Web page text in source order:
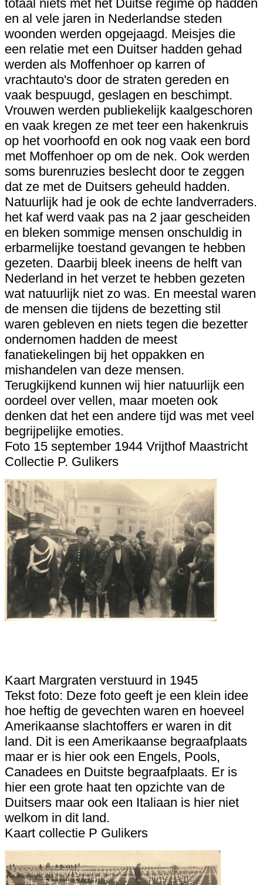
totaal niets met het Duitse regime op hadden
en al vele jaren in Nederlandse steden
woonden werden opgejaagd. Meisjes die
een relatie met een Duitser hadden gehad
werden als Moffenhoer op karren of
vrachtauto's door de straten gereden en
vaak bespuugd, geslagen en beschimpt.
Vrouwen werden publiekelijk kaalgeschoren
en vaak kregen ze met teer een hakenkruis
op het voorhoofd en ook nog vaak een bord
met Moffenhoer op om de nek. Ook werden
soms burenruzies beslecht door te zeggen
dat ze met de Duitsers geheuld hadden.
Natuurlijk had je ook de echte landverraders.
het kaf werd vaak pas na 2 jaar gescheiden
en bleken sommige mensen onschuldig in
erbarmelijke toestand gevangen te hebben
gezeten. Daarbij bleek ineens de helft van
Nederland in het verzet te hebben gezeten
wat natuurlijk niet zo was. En meestal waren
de mensen die tijdens de bezetting stil
waren gebleven en niets tegen die bezetter
ondernomen hadden de meest
fanatiekelingen bij het oppakken en
mishandelen van deze mensen.
Terugkijkend kunnen wij hier natuurlijk een
oordeel over vellen, maar moeten ook
denken dat het een andere tijd was met veel
begrijpelijke emoties.
Foto 15 september 1944 Vrijthof Maastricht
Collectie P. Gulikers
Kaart Margraten verstuurd in 1945
Tekst foto: Deze foto geeft je een klein idee
hoe heftig de gevechten waren en hoeveel
Amerikaanse slachtoffers er waren in dit
land. Dit is een Amerikaanse begraafplaats
maar er is hier ook een Engels, Pools,
Canadees en Duitste begraafplaats. Er is
hier een grote haat ten opzichte van de
Duitsers maar ook een Italiaan is hier niet
welkom in dit land.
Kaart collectie P Gulikers